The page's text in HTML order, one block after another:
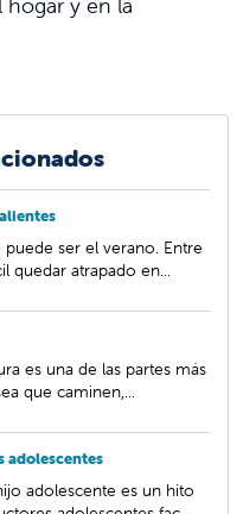
ser el verano. Entre
quedar atrapado en...
es una de las partes más
que caminen,...
adolescentes
adolescente es un hito